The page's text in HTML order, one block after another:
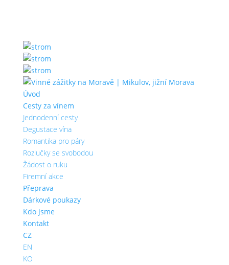
Úvod
Cesty za vínem
Jednodenní cesty
Degustace vína
Romantika pro páry
Rozlučky se svobodou
Žádost o ruku
Firemní akce
Přeprava
Dárkové poukazy
Kdo jsme
Kontakt
CZ
EN
KO